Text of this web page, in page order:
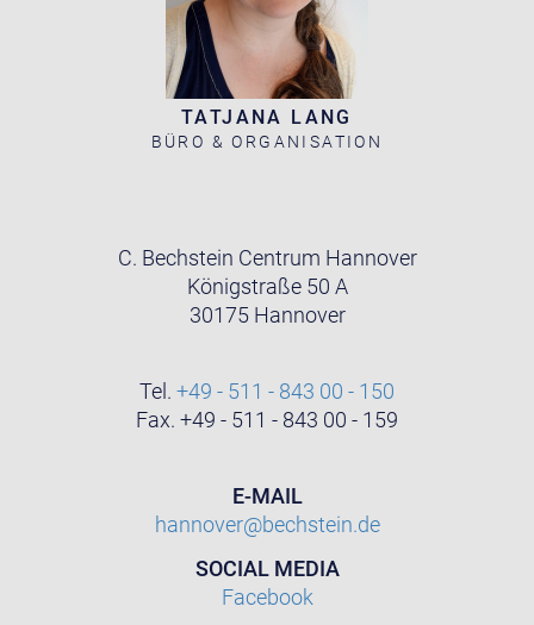
TATJANA LANG
BÜRO & ORGANISATION
C. Bechstein Centrum Hannover
Königstraße 50 A
30175 Hannover
Tel. +49 - 511 - 843 00 - 150
Fax. +49 - 511 - 843 00 - 159
E-MAIL
hannover@bechstein.de
SOCIAL MEDIA
Facebook